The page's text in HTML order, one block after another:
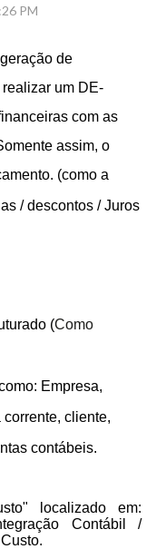
PM
de
um DE-
com as
assim, o
(como a
/ descontos / Juros
(Como
Empresa,
cliente,
contábeis.
localizado em:
Contábil /